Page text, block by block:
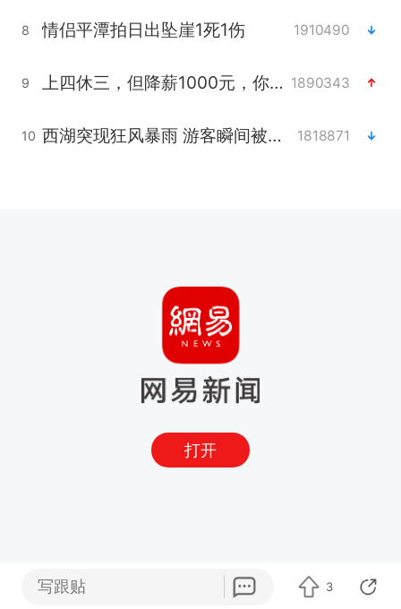
8 情侣平潭拍日出坠崖1死1伤 1910490
9 上四休三，但降薪1000元，你接受吗？ 1890343
10 西湖突现狂风暴雨 游客瞬间被浇透 1818871
打开
写跟贴 3